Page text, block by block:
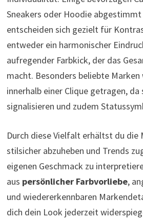
Sneakers oder Hoodie
entscheiden sich gezielt für
entweder ein harmonischer
aufregender Farbkick, der das
macht. Besonders beliebte
innerhalb einer Clique getragen,
signalisieren und zudem
Durch diese Vielfalt erhältst du die
stilsicher abzuheben und Trends
eigenen Geschmack zu
aus persönlicher Farbvorliebe,
und wiedererkennbaren
dich dein Look jederzeit